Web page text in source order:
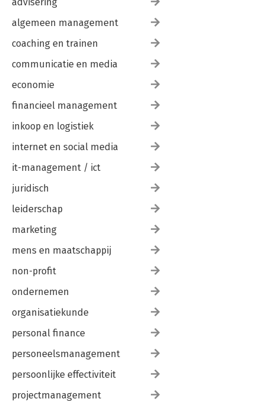
13 DE WERELD NA DIT BOEK
Dankwoord
Alle tools op een rij
Bronnenlijst
advisering
algemeen management
coaching en trainen
communicatie en media
economie
financieel management
inkoop en logistiek
internet en social media
it-management / ict
juridisch
leiderschap
marketing
mens en maatschappij
non-profit
ondernemen
organisatiekunde
personal finance
personeelsmanagement
persoonlijke effectiviteit
projectmanagement